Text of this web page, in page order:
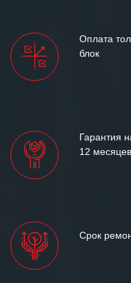
Оплата
блок
Гарантия
12 месяцев
Срок